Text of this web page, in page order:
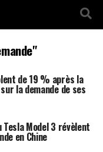
de 19 % après la
la demande de ses
Model 3 révèlent
en Chine